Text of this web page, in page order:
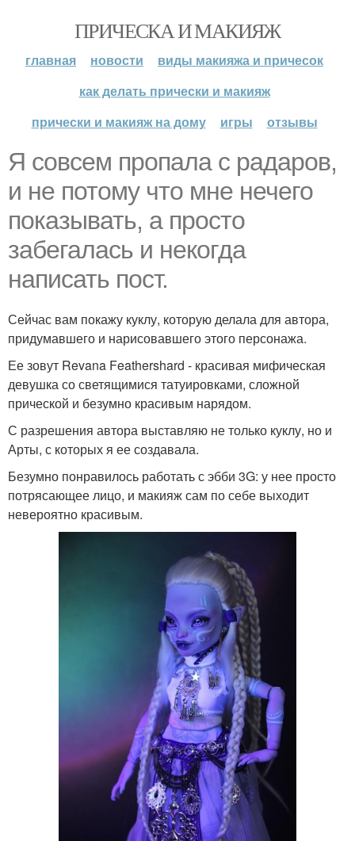
ПРИЧЕСКА И МАКИЯЖ
главная новости
виды макияжа и причесок
как делать прически и макияж
прически и макияж на дому
игры отзывы
Я совсем пропала с радаров,
и не потому что мне нечего
показывать, а просто
забегалась и некогда
написать пост.
Сейчас вам покажу куклу, которую делала для автора,
придумавшего и нарисовавшего этого персонажа.
Ее зовут Revana Feathershard - красивая мифическая
девушка со светящимися татуировками, сложной
прической и безумно красивым нарядом.
С разрешения автора выставляю не только куклу, но и
Арты, с которых я ее создавала.
Безумно понравилось работать с эбби 3G: у нее просто
потрясающее лицо, и макияж сам по себе выходит
невероятно красивым.